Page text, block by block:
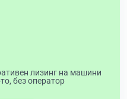
лизинг на машини
без оператор